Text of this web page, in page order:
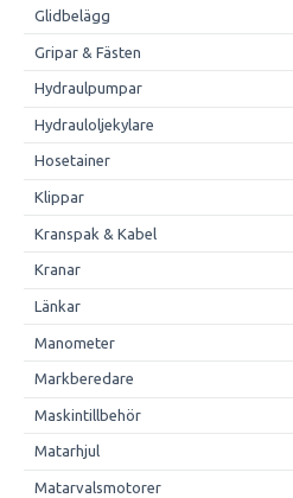
Glidbelägg
Gripar & Fästen
Hydraulpumpar
Hydrauloljekylare
Hosetainer
Klippar
Kranspak & Kabel
Kranar
Länkar
Manometer
Markberedare
Maskintillbehör
Matarhjul
Matarvalsmotorer